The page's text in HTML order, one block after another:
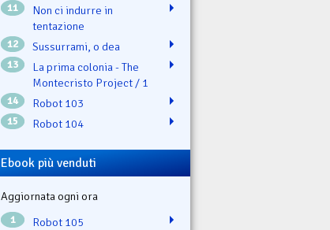
11
Non ci indurre in
tentazione
12 Sussurrami, o dea
13
La prima colonia - The
Montecristo Project / 1
14 Robot 103
15 Robot 104
Ebook più venduti
Aggiornata ogni ora
1 Robot 105